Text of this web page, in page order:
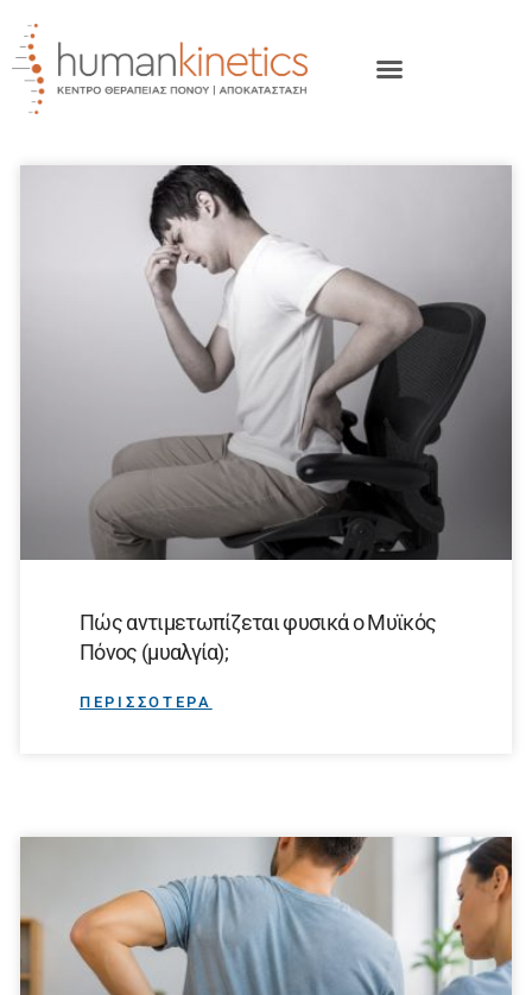
Πώς αντιμετωπίζεται φυσικά ο Μυϊκός
Πόνος (μυαλγία);
ΠΕΡΙΣΣΟΤΕΡΑ